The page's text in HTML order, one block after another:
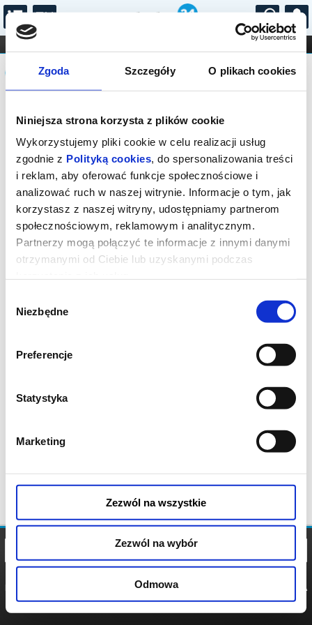
Zgoda Szczegóły O plikach cookies
Niniejsza strona korzysta z plików cookie
Wykorzystujemy pliki cookie w celu realizacji usług
zgodnie z Polityką cookies, do spersonalizowania treści
i reklam, aby oferować funkcje społecznościowe i
analizować ruch w naszej witrynie. Informacje o tym, jak
korzystasz z naszej witryny, udostępniamy partnerom
społecznościowym, reklamowym i analitycznym.
Partnerzy mogą połączyć te informacje z innymi danymi
otrzymanymi od Ciebie lub uzyskanymi podczas
zgody
Niezbędne
Preferencje
Statystyka
Marketing
Zezwól na wszystkie
Zezwól na wybór
Odmowa
...
FILHARMONIA OPERA I BALET
STAND-UP
DLA DZIECI
Komunikat
Sprzedaż biletów on-line na wydarzenie
została zakończona.
POLITYKA
POLITYKA